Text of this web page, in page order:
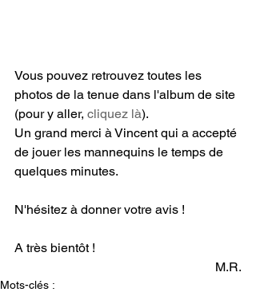
Vous pouvez retrouvez toutes les
photos de la tenue dans l'album de site
(pour y aller, cliquez là).
Un grand merci à Vincent qui a accepté
de jouer les mannequins le temps de
quelques minutes.
N'hésitez à donner votre avis !
A très bientôt !
M.R.
Mots-clés :